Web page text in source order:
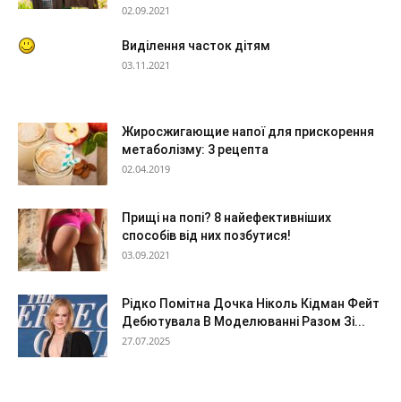
02.09.2021
Виділення часток дітям
03.11.2021
Жиросжигающие напої для прискорення
метаболізму: 3 рецепта
02.04.2019
Прищі на попі? 8 найефективніших
способів від них позбутися!
03.09.2021
Рідко Помітна Дочка Ніколь Кідман Фейт
Дебютувала В Моделюванні Разом Зі...
27.07.2025